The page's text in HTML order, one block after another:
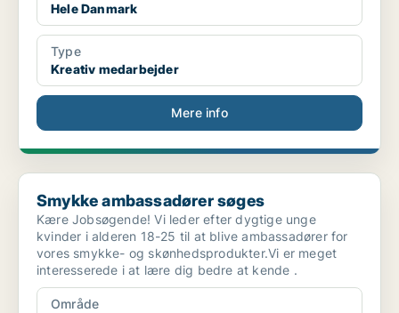
Hele Danmark
Type
Kreativ medarbejder
Mere info
Smykke ambassadører søges
Smykke ambassadører søges
Kære Jobsøgende! Vi leder efter dygtige unge
kvinder i alderen 18-25 til at blive ambassadører for
vores smykke- og skønhedsprodukter.Vi er meget
interesserede i at lære dig bedre at kende .
Område